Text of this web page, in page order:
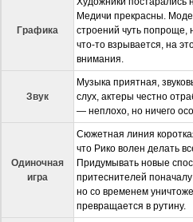
Графика
Медичи прекрасны.
строений чуть попроще,
что-то взрывается, на
внимания.
Звук
Музыка приятная,
слух, актеры честно
— неплохо, но ничего
Одиночная
игра
Сюжетная линия
что Рико волен делать
Придумывать новые
притеснителей
но со временем
превращается в рутину.